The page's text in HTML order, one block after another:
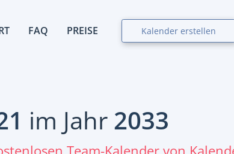
FAQ PREISE Kalender erstellen
im Jahr 2033
Team-Kalender von